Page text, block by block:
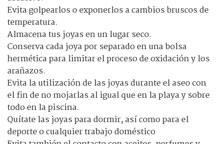
Evita golpearlos o exponerlos a cambios bruscos de
temperatura.
Almacena tus joyas en un lugar seco.
Conserva cada joya por separado en una bolsa
hermética para limitar el proceso de oxidación y los
arañazos.
Evita la utilización de las joyas durante el aseo con
el fin de no mojarlas al igual que en la playa y sobre
todo en la piscina.
Quítate las joyas para dormir, así como para el
deporte o cualquier trabajo doméstico